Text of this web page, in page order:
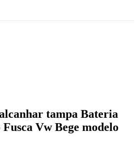
tampa Bateria
Vw Bege modelo